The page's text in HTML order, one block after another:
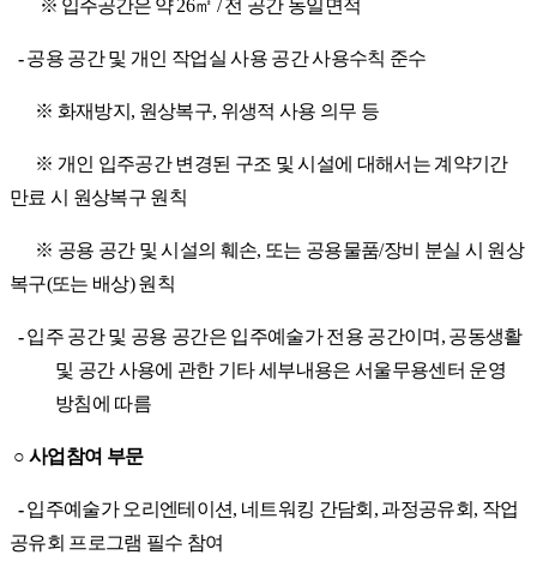
※ 입주공간은 약26㎡ /전 공간 동일면적
-공용 공간 및 개인 작업실 사용 공간 사용수칙 준수
※ 화재방지 , 원상복구, 위생적 사용 의무 등
※ 개인 입주공간 변경된 구조 및 시설에 대해서는 계약기간
만료 시 원상복구 원칙
※ 공용 공간 및 시설의 훼손, 또는 공용물품/장비 분실 시 원상
복구(또는 배상)원칙
-입주 공간 및 공용 공간은 입주예술가 전용 공간이며 , 공동생활
및 공간 사용에 관한 기타 세부내용은 서울무용센터 운영
방침에 따름
○ 사업참여 부문
-입주예술가 오리엔테이션, 네트워킹 간담회 ,과정공유회 , 작업
공유회 프로그램 필수 참여